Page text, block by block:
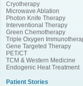
Cryotherapy
Microwave Ablation
Photon Knife Therapy
Interventional Therapy
Green Chemotherapy
Triple Oxygen
Gene Targeted Therapy
PET/CT
TCM & Western Medicine
Endogenic Heat Treatment
Patient Stories